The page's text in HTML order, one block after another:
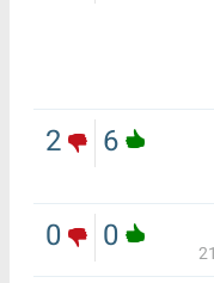
6
2
0
0